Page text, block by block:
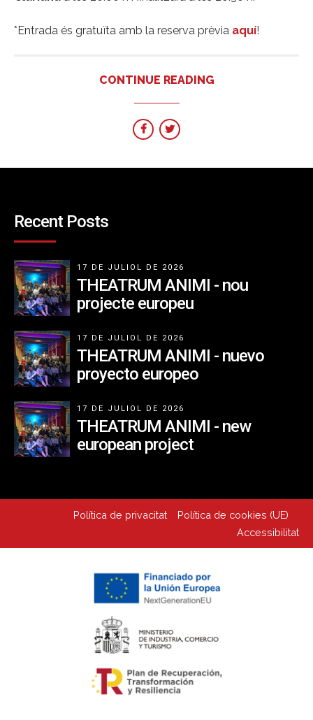
*Entrada és gratuïta amb la reserva prèvia aquí!
CONTINUE READING
Recent Posts
17 DE JULIOL DE 2026
THEATRUM ANIMI - nou
projecte europeu
17 DE JULIOL DE 2026
THEATRUM ANIMI - nuevo
proyecto europeo
17 DE JULIOL DE 2026
THEATRUM ANIMI - new
european project
Política de privacitat
Política de cookies (UE)
Accessibilitat